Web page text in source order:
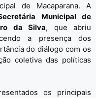
de Macaparana. A
Municipal de
da Silva, que abriu
a presença dos
do diálogo com os
coletiva das políticas
os principais